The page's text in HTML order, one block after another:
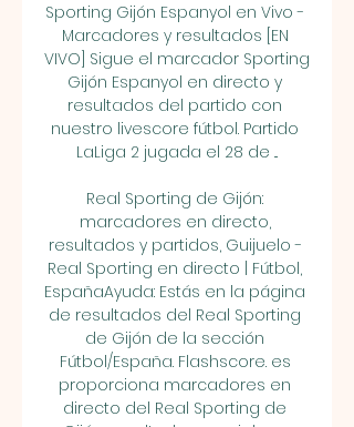
Sporting Gijón Espanyol en Vivo -
Marcadores y resultados [EN
VIVO] Sigue el marcador Sporting
Gijón Espanyol en directo y
resultados del partido con
nuestro livescore fútbol. Partido
LaLiga 2 jugada el 28 de ...
Real Sporting de Gijón:
marcadores en directo,
resultados y partidos, Guijuelo -
Real Sporting en directo | Fútbol,
EspañaAyuda: Estás en la página
de resultados del Real Sporting
de Gijón de la sección
Fútbol/España. Flashscore. es
proporciona marcadores en
directo del Real Sporting de